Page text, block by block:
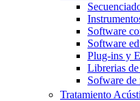
Software
Software
Plug-ins y
Librerias
Sofware de
Tratamiento